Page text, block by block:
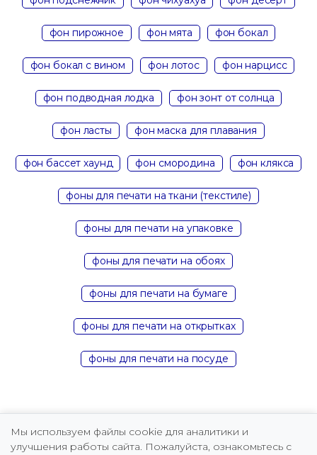
фон пирожное фон мята фон бокал
фон бокал с вином фон лотос фон нарцисс
фон подводная лодка фон зонт от солнца
фон ласты фон маска для плавания
фон бассет хаунд фон смородина фон клякса
фоны для печати на ткани (текстиле)
фоны для печати на упаковке
фоны для печати на обоях
фоны для печати на бумаге
фоны для печати на открытках
фоны для печати на посуде
Мы используем файлы cookie для аналитики и
улучшения работы сайта. Пожалуйста, ознакомьтесь с